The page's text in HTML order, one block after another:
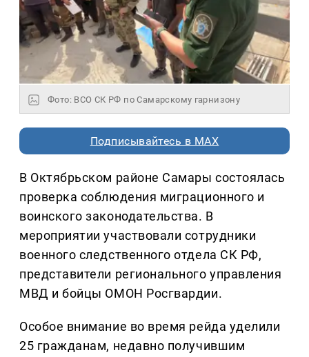
Фото: ВСО СК РФ по Самарскому гарнизону
Подписывайтесь в MAX
В Октябрьском районе Самары состоялась
проверка соблюдения миграционного и
воинского законодательства. В
мероприятии участвовали сотрудники
военного следственного отдела СК РФ,
представители регионального управления
МВД и бойцы ОМОН Росгвардии.
Особое внимание во время рейда уделили
25 гражданам, недавно получившим